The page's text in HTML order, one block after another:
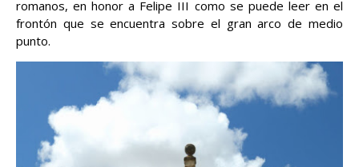
romanos, en honor a Felipe III como se puede leer en el
frontón que se encuentra sobre el gran arco de medio
punto.